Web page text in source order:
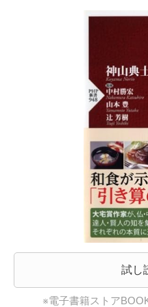
試し
※電子書籍ストア